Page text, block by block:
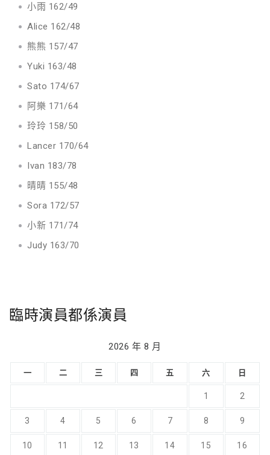
小雨 162/49
Alice 162/48
熊熊 157/47
Yuki 163/48
Sato 174/67
阿樂 171/64
玲玲 158/50
Lancer 170/64
Ivan 183/78
晴晴 155/48
Sora 172/57
小新 171/74
Judy 163/70
臨時演員都係演員
2026 年 8 月
一 二 三 四 五 六 日
1 2
3 4 5 6 7 8 9
10 11 12 13 14 15 16